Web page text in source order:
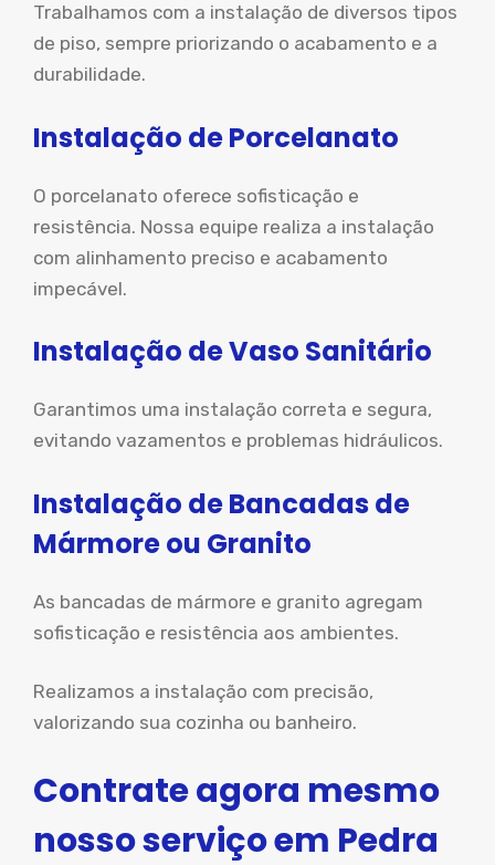
Trabalhamos com a instalação de diversos tipos
de piso, sempre priorizando o acabamento e a
durabilidade.
Instalação de Porcelanato
O porcelanato oferece sofisticação e
resistência. Nossa equipe realiza a instalação
com alinhamento preciso e acabamento
impecável.
Instalação de Vaso Sanitário
Garantimos uma instalação correta e segura,
evitando vazamentos e problemas hidráulicos.
Instalação de Bancadas de
Mármore ou Granito
As bancadas de mármore e granito agregam
sofisticação e resistência aos ambientes.
Realizamos a instalação com precisão,
valorizando sua cozinha ou banheiro.
Contrate agora mesmo
nosso serviço em Pedra